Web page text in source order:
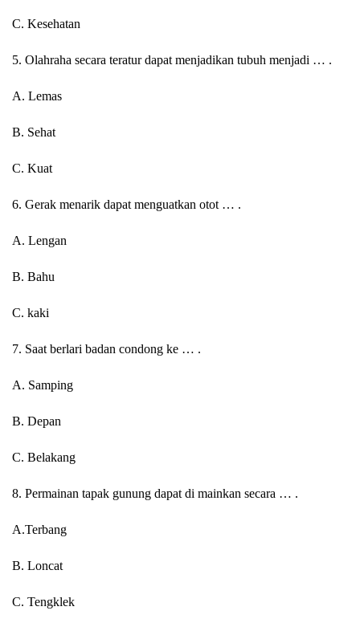
C. Kesehatan
5. Olahraha secara teratur dapat menjadikan tubuh menjadi … .
A. Lemas
B. Sehat
C. Kuat
6. Gerak menarik dapat menguatkan otot … .
A. Lengan
B. Bahu
C. kaki
7. Saat berlari badan condong ke … .
A. Samping
B. Depan
C. Belakang
8. Permainan tapak gunung dapat di mainkan secara … .
A.Terbang
B. Loncat
C. Tengklek